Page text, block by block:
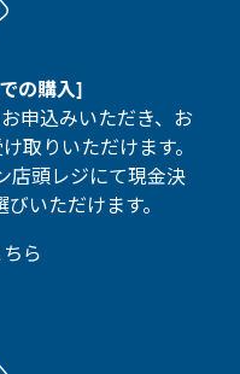
の購入]
申込みいただき、お
取りいただけます。
店頭レジにて現金決
いただけます。
ら